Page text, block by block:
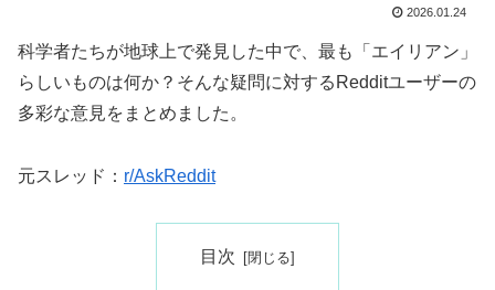
2026.01.24
科学者たちが地球上で発見した中で、最も「エイリアン」
らしいものは何か？そんな疑問に対するRedditユーザーの
多彩な意見をまとめました。
元スレッド： r/AskReddit
目次